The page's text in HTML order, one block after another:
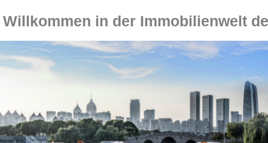
Willkommen in der Immobilienwelt